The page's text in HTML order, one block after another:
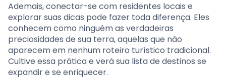
Ademais, conectar-se com residentes locais e
explorar suas dicas pode fazer toda diferença. Eles
conhecem como ninguém as verdadeiras
preciosidades de sua terra, aquelas que não
aparecem em nenhum roteiro turístico tradicional.
Cultive essa prática e verá sua lista de destinos se
expandir e se enriquecer.